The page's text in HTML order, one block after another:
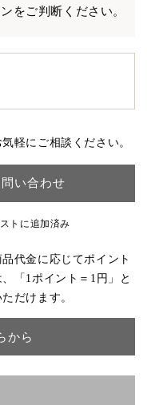
をご判断ください。
軽にご相談ください。
い合わせ
トに追加済み
代金に応じてポイント
「1ポイント＝1円」と
だけます。
から